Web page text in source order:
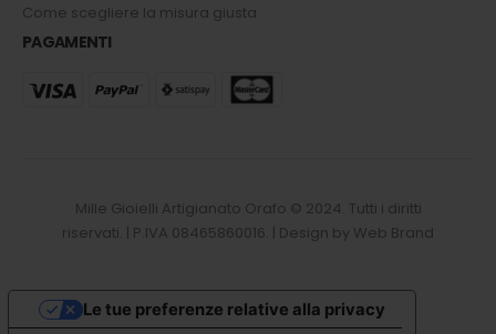
Come scegliere la misura giusta
PAGAMENTI
Mille Gioielli Artigianato Orafo © 2024. Tutti i diritti
riservati. | P.IVA 08465860016. | Design by Web Brand
Le tue preferenze relative alla privacy